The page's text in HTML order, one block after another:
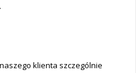
klienta szczególnie